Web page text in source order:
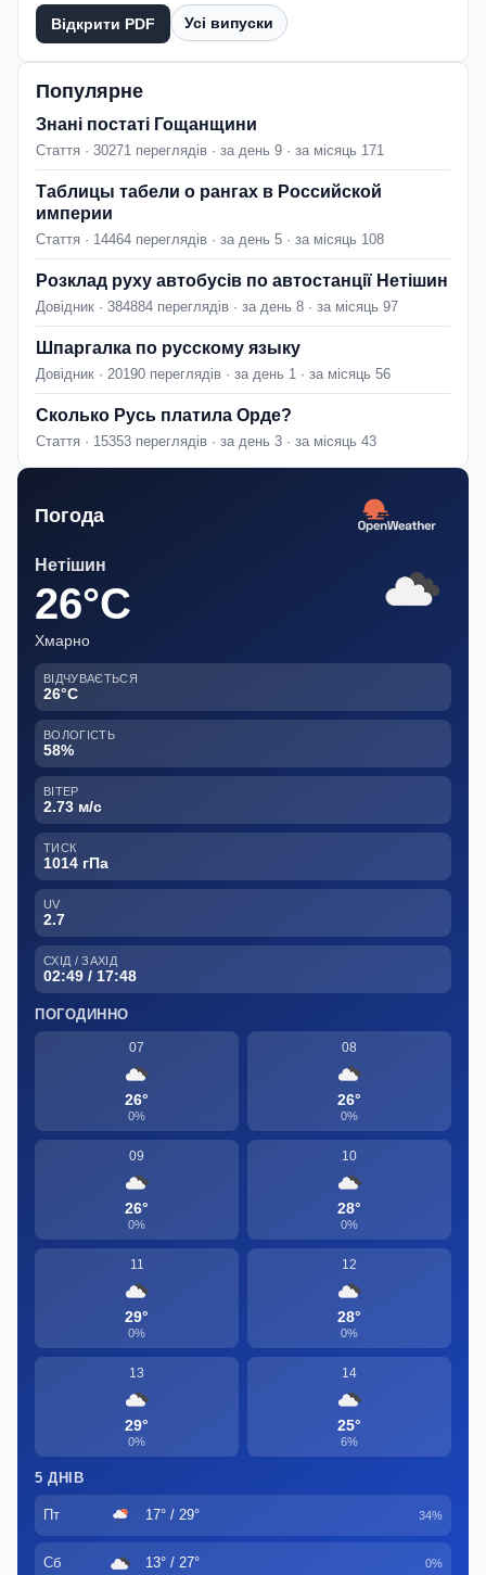
Відкрити PDF Усі випуски
Популярне
Знані постаті Гощанщини
Стаття · 30271 переглядів · за день 9 · за місяць 171
Таблицы табели о рангах в Российской
империи
Стаття · 14464 переглядів · за день 5 · за місяць 108
Розклад руху автобусів по автостанції Нетішин
Довідник · 384884 переглядів · за день 8 · за місяць 97
Шпаргалка по русскому языку
Довідник · 20190 переглядів · за день 1 · за місяць 56
Сколько Русь платила Орде?
Стаття · 15353 переглядів · за день 3 · за місяць 43
Погода
Нетішин
26°C
Хмарно
ВІДЧУВАЄТЬСЯ
26°C
ВОЛОГІСТЬ
58%
ВІТЕР
2.73 м/с
ТИСК
1014 гПа
UV
2.7
СХІД / ЗАХІД
02:49 / 17:48
ПОГОДИННО
07
26°
0%
08
26°
0%
09
26°
0%
10
28°
0%
11
29°
0%
12
28°
0%
13
29°
0%
14
25°
6%
5 ДНІВ
Пт 17° / 29° 34%
Сб 13° / 27° 0%